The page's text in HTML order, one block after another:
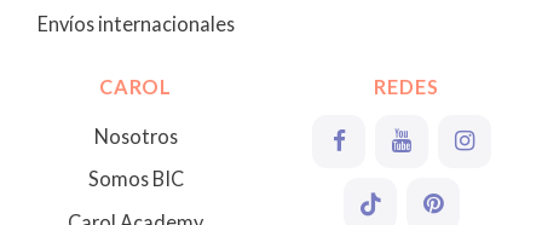
Envíos internacionales
CAROL
Nosotros
Somos BIC
REDES